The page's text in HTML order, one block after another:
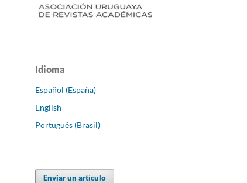
Idioma
Español (España)
English
Português (Brasil)
Enviar un artículo